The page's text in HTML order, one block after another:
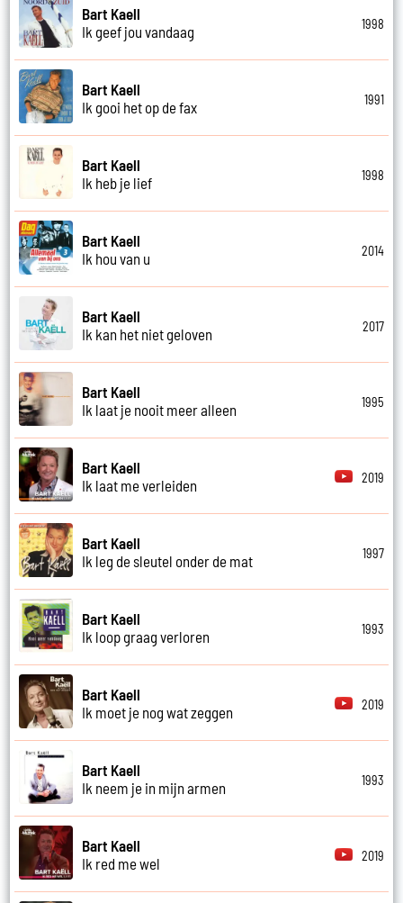
Bart Kaell
Ik geef jou vandaag
1998
Bart Kaell
Ik gooi het op de fax
1991
Bart Kaell
Ik heb je lief
1998
Bart Kaell
Ik hou van u
2014
Bart Kaell
Ik kan het niet geloven
2017
Bart Kaell
Ik laat je nooit meer alleen
1995
Bart Kaell
Ik laat me verleiden
2019
Bart Kaell
Ik leg de sleutel onder de mat
1997
Bart Kaell
Ik loop graag verloren
1993
Bart Kaell
Ik moet je nog wat zeggen
2019
Bart Kaell
Ik neem je in mijn armen
1993
Bart Kaell
Ik red me wel
2019